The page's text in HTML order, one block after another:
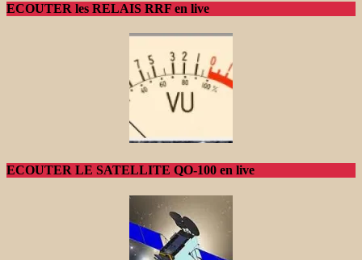
ECOUTER les RELAIS RRF en live
ECOUTER LE SATELLITE QO-100 en live